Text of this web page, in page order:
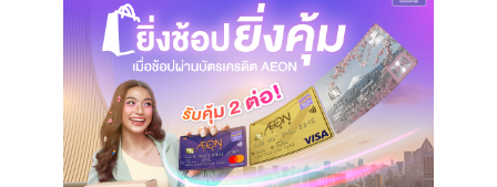
Using AEON Cards - Shopping (Online)